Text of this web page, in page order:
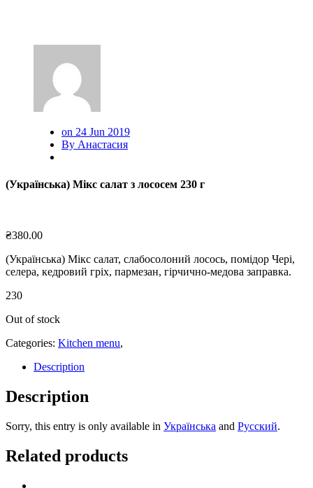
on 24 Jun 2019
By Анастасия
(Українська) Мікс салат з лососем 230 г
₴380.00
(Українська) Мікс салат, слабосолоний лосось, помідор Чері,
селера, кедровий гріх, пармезан, гірчично-медова заправка.
230
Out of stock
Categories: Kitchen menu,
Description
Description
Sorry, this entry is only available in Українська and Русский.
Related products